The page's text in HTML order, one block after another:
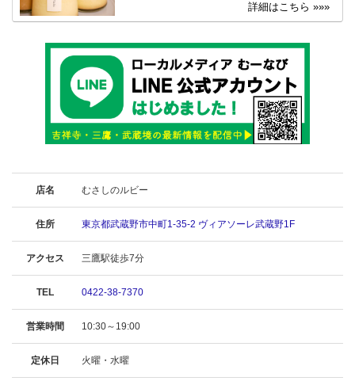
店名 むさしのルビー
住所 東京都武蔵野市中町1-35-2 ヴィアソーレ武蔵野1F
アクセス 三鷹駅徒歩7分
TEL 0422-38-7370
営業時間 10:30～19:00
定休日 火曜・水曜